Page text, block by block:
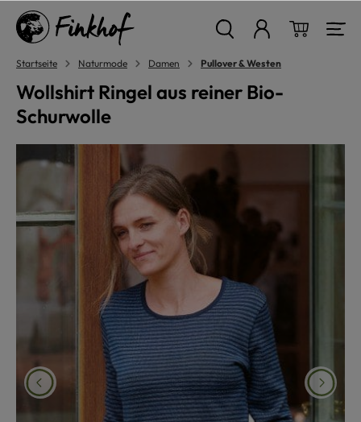
springen
Startseite Naturmode Damen Pullover & Westen
Wollshirt Ringel aus reiner Bio-
Schurwolle